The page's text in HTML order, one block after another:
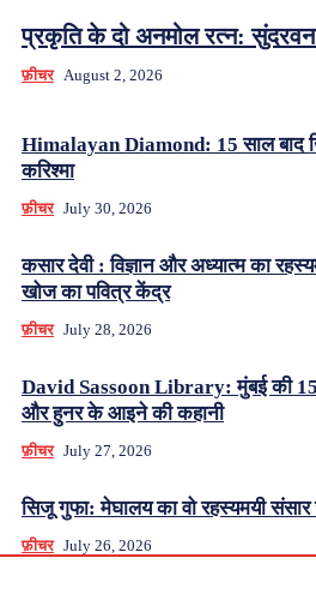
प्रकृति के दो अनमोल रत्न:
फ़ीचर August 2, 2026
Himalayan Diamond: 15 साल बाद
करिश्मा
फ़ीचर July 30, 2026
कसार देवी : विज्ञान और अध्यात्म का
खोज का पवित्र केंद्र
फ़ीचर July 28, 2026
David Sassoon Library: मुंबई की 155
और हुनर के आइने की कहानी
फ़ीचर July 27, 2026
सिजू गुफा: मेघालय का वो रहस्यमयी
फ़ीचर July 26, 2026